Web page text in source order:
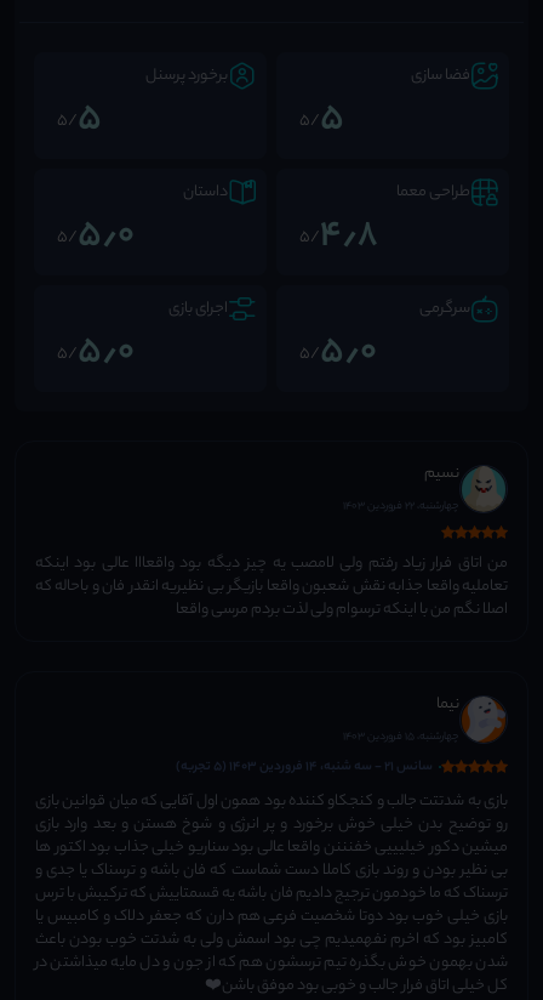
فضا سازی
5
/5
برخورد پرسنل
5
/5
طراحی معما
4٫8/5
داستان
5٫0/5
سرگرمی
5٫0/5
اجرای بازی
5٫0/5
نسیم
چهارشنبه، 22 فروردین 1403
من اتاق فرار زیاد رفتم ولی لامصب یه چیز دیگه بود واقعااا عالی بود اینکه
تعاملیه واقعا جذابه نقش شعبون واقعا بازیگر بی نظیریه انقدر فان و باحاله که
اصلا نگم من با اینکه ترسوام ولی لذت بردم مرسی واقعا
نیما
چهارشنبه، 15 فروردین 1403
سانس 21 - سه شنبه، 14 فروردین 1403 (5 تجربه)
بازی به شدتتت جالب و کنجکاو کننده بود همون اول آقایی که میان قوانین بازی
رو توضیح بدن خیلی خوش برخورد و پر انرژی و شوخ هستن و بعد وارد بازی
میشین دکور خیلیییی خفنننن واقعا عالی بود سناریو خیلی جذاب بود اکتور ها
بی نظیر بودن و روند بازی کاملا دست شماست که فان باشه و ترسناک یا جدی و
ترسناک که ما خودمون ترجیج دادیم فان باشه یه قسمتاییش که ترکیبش با ترس
بازی خیلی خوب بود دوتا شخصیت فرعی هم دارن که جعفر دلاک و کامبیس یا
کامبیز بود که اخرم نفهمیدیم چی بود اسمش ولی به شدتت خوب بودن باعث
شدن بهمون خوش بگذره تیم ترسشون هم که از جون و دل مایه میذاشتن در
کل خیلی اتاق فرار جالب و خوبی بود موفق باشن❤️